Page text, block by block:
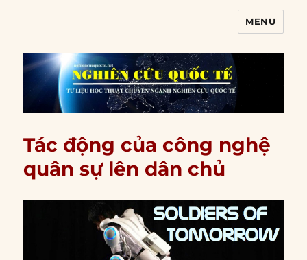
MENU
Tác động của công nghệ
quân sự lên dân chủ